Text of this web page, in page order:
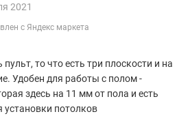
2021
с Яндекс маркета
пульт, то что есть три плоскости и на
Удобен для работы с полом -
здесь на 11 мм от пола и есть
установки потолков